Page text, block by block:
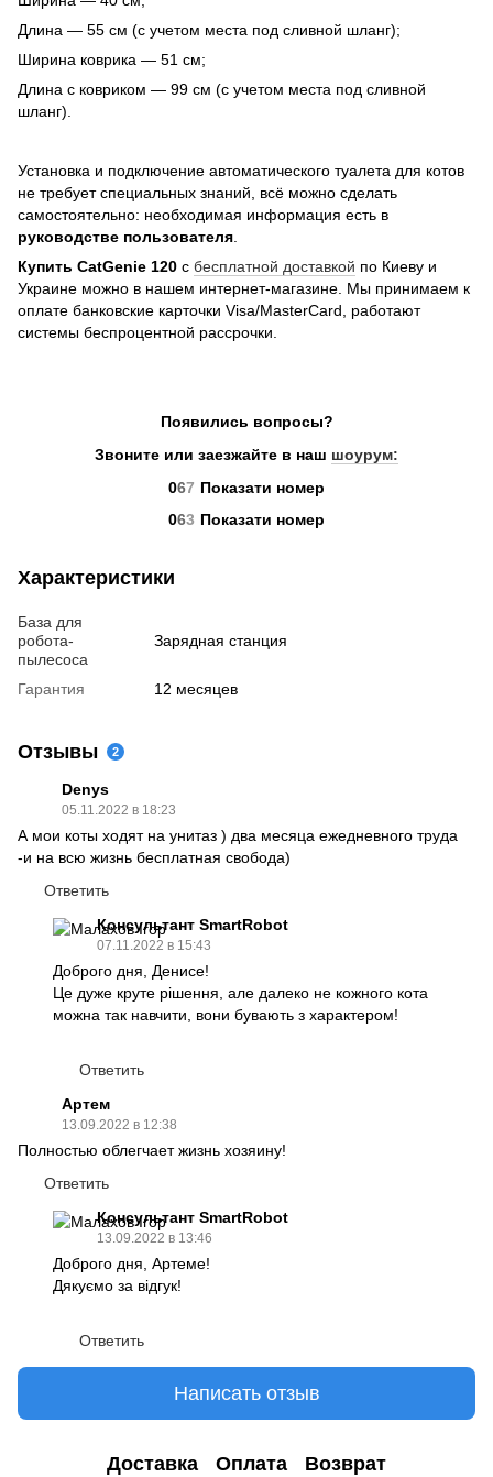
Длина — 55 см (с учетом места под сливной шланг);
Ширина коврика — 51 см;
Длина с ковриком — 99 см (с учетом места под сливной
шланг).
Установка и подключение автоматического туалета для котов
не требует специальных знаний, всё можно сделать
самостоятельно: необходимая информация есть в
руководстве пользователя.
Купить CatGenie 120 с бесплатной доставкой по Киеву и
Украине можно в нашем интернет-магазине. Мы принимаем к
оплате банковские карточки Visa/MasterCard, работают
системы беспроцентной рассрочки.
Появились вопросы?
Звоните или заезжайте в наш шоурум:
067 Показати номер
063 Показати номер
Характеристики
База для
робота-
пылесоса
Зарядная станция
Гарантия 12 месяцев
Отзывы 2
Denys
05.11.2022 в 18:23
А мои коты ходят на унитаз ) два месяца ежедневного труда
-и на всю жизнь бесплатная свобода)
Ответить
Консультант SmartRobot
07.11.2022 в 15:43
Доброго дня, Денисе!
Це дуже круте рішення, але далеко не кожного кота
можна так навчити, вони бувають з характером!
Ответить
Артем
13.09.2022 в 12:38
Полностью облегчает жизнь хозяину!
Ответить
Консультант SmartRobot
13.09.2022 в 13:46
Доброго дня, Артеме!
Дякуємо за відгук!
Ответить
Написать отзыв
Доставка Оплата Возврат